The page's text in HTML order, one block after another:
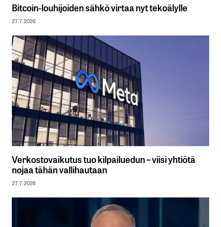
Bitcoin-louhijoiden sähkö virtaa nyt tekoälylle
27.7.2026
Verkostovaikutus tuo kilpailuedun – viisi yhtiötä
nojaa tähän vallihautaan
27.7.2026